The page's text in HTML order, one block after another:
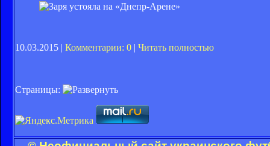
10.03.2015 | Комментарии: 0 | Читать полностью
Страницы: